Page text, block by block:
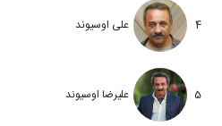
4 علی اوسیوند
5 علیرضا اوسیوند